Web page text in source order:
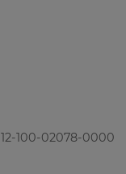
12-100-02078-0000